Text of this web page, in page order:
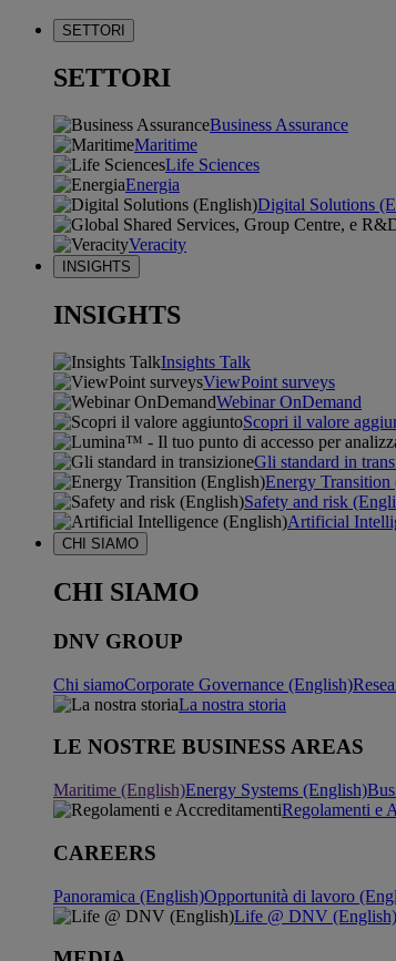
SETTORI
SETTORI
Business Assurance
Maritime
Life Sciences
Energia
Digital Solutions
Veracity
INSIGHTS
INSIGHTS
Insights Talk
ViewPoint surveys
Webinar OnDemand
Scopri il valore
Gli standard in
Energy Transition
Safety and risk
Artificial
CHI SIAMO
CHI SIAMO
DNV GROUP
Chi siamoCorporate Governance (English)
La nostra storia
LE NOSTRE BUSINESS AREAS
Maritime (English)Energy Systems (English)
Regolamenti e
CAREERS
Panoramica (English)Opportunità di lavoro
Life @ DNV (English)